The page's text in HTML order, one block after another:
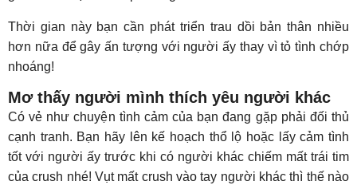
Thời gian này bạn cần phát triển trau dồi bản thân nhiều
hơn nữa để gây ấn tượng với người ấy thay vì tỏ tình chớp
nhoáng!
Mơ thấy người mình thích yêu người khác
Có vẻ như chuyện tình cảm của bạn đang gặp phải đối thủ
cạnh tranh. Bạn hãy lên kế hoạch thổ lộ hoặc lấy cảm tình
tốt với người ấy trước khi có người khác chiếm mất trái tim
của crush nhé! Vụt mất crush vào tay người khác thì thế nào